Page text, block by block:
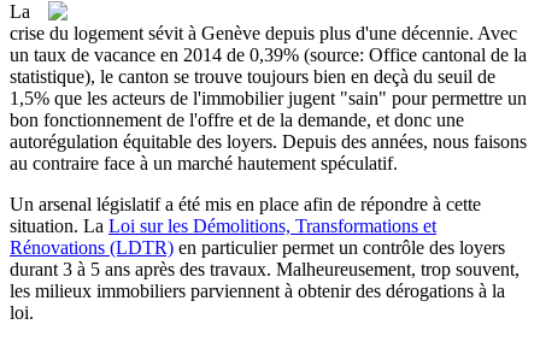
La
crise du logement sévit à Genève depuis plus d'une décennie. Avec
un taux de vacance en 2014 de 0,39% (source: Office cantonal de la
statistique), le canton se trouve toujours bien en deçà du seuil de
1,5% que les acteurs de l'immobilier jugent "sain" pour permettre un
bon fonctionnement de l'offre et de la demande, et donc une
autorégulation équitable des loyers. Depuis des années, nous faisons
au contraire face à un marché hautement spéculatif.
Un arsenal législatif a été mis en place afin de répondre à cette
situation. La Loi sur les Démolitions, Transformations et
Rénovations (LDTR) en particulier permet un contrôle des loyers
durant 3 à 5 ans après des travaux. Malheureusement, trop souvent,
les milieux immobiliers parviennent à obtenir des dérogations à la
loi.